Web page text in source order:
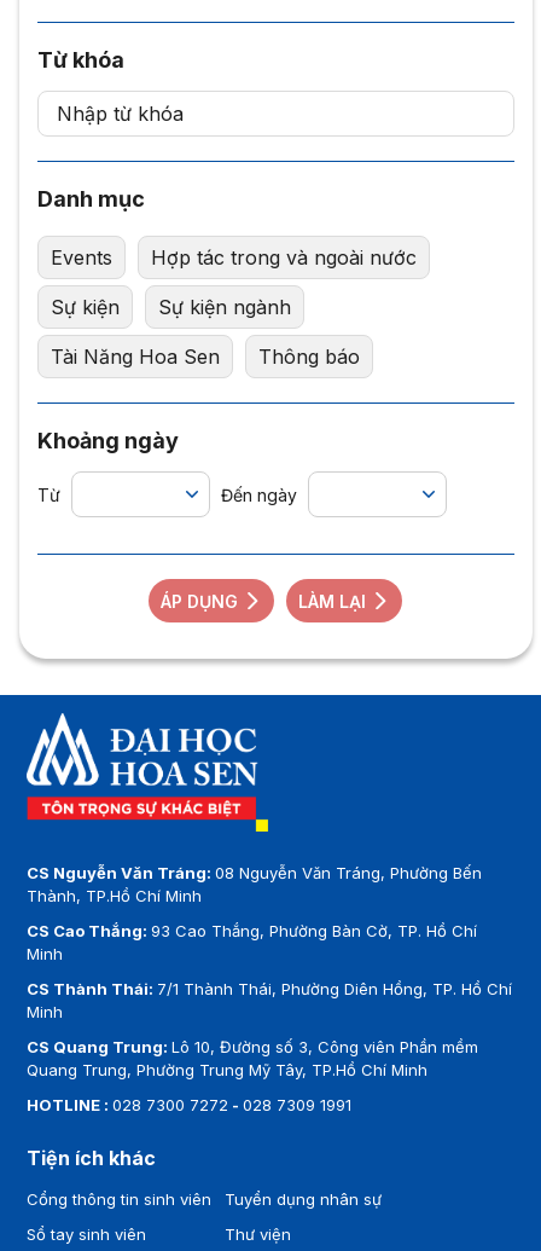
Từ khóa
Danh mục
Events Hợp tác trong và ngoài nước
Sự kiện Sự kiện ngành
Tài Năng Hoa Sen Thông báo
Khoảng ngày
Từ Đến ngày
ÁP DỤNG LÀM LẠI
CS Nguyễn Văn Tráng:08 Nguyễn Văn Tráng, Phường Bến
Thành, TP.Hồ Chí Minh
CS Cao Thắng:93 Cao Thắng, Phường Bàn Cờ, TP. Hồ Chí
Minh
CS Thành Thái: 7/1 Thành Thái, Phường Diên Hồng, TP. Hồ Chí
Minh
CS Quang Trung:Lô 10, Đường số 3, Công viên Phần mềm
Quang Trung, Phường Trung Mỹ Tây, TP.Hồ Chí Minh
HOTLINE :028 7300 7272 -028 7309 1991
Tiện ích khác
Cổng thông tin sinh viên
Sổ tay sinh viên
Tuyển dụng nhân sự
Thư viện